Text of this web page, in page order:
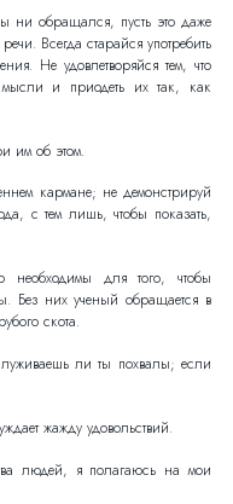
ни обращался, пусть это даже
Всегда старайся употребить
Не удовлетворяйся тем, что
мысли и приодеть их так, как
им об этом.
кармане; не демонстрируй
с тем лишь, чтобы показать,
необходимы для того, чтобы
Без них ученый обращается в
скота.
ли ты похвалы; если
жажду удовольствий.
людей, я полагаюсь на мои